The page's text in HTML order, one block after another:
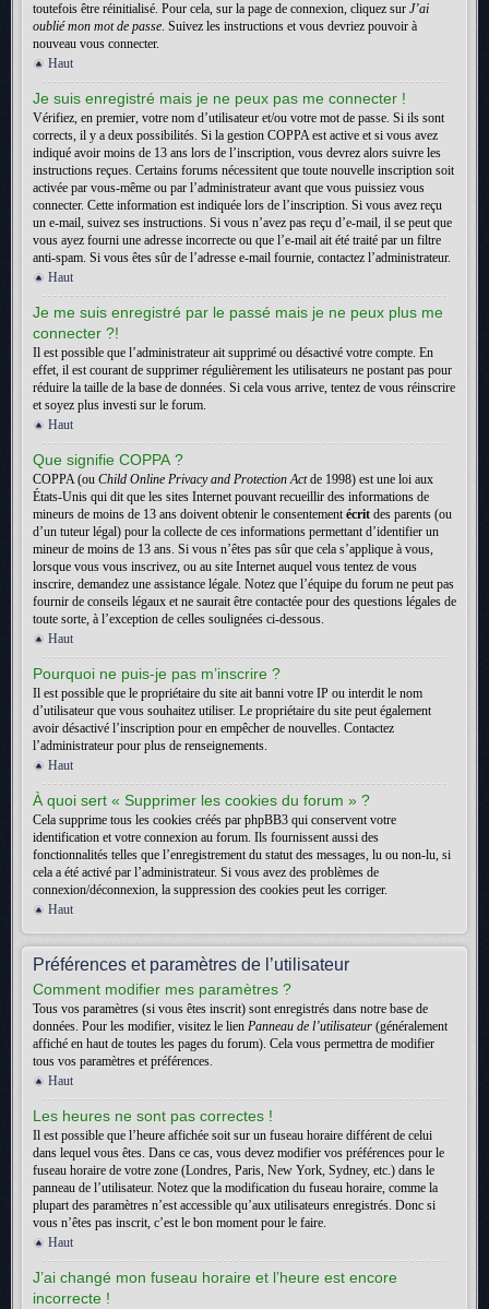
toutefois être réinitialisé. Pour cela, sur la page de connexion, cliquez sur J’ai
oublié mon mot de passe. Suivez les instructions et vous devriez pouvoir à
nouveau vous connecter.
Haut
Je suis enregistré mais je ne peux pas me connecter !
Vérifiez, en premier, votre nom d’utilisateur et/ou votre mot de passe. Si ils sont
corrects, il y a deux possibilités. Si la gestion COPPA est active et si vous avez
indiqué avoir moins de 13 ans lors de l’inscription, vous devrez alors suivre les
instructions reçues. Certains forums nécessitent que toute nouvelle inscription soit
activée par vous-même ou par l’administrateur avant que vous puissiez vous
connecter. Cette information est indiquée lors de l’inscription. Si vous avez reçu
un e-mail, suivez ses instructions. Si vous n’avez pas reçu d’e-mail, il se peut que
vous ayez fourni une adresse incorrecte ou que l’e-mail ait été traité par un filtre
anti-spam. Si vous êtes sûr de l’adresse e-mail fournie, contactez l’administrateur.
Haut
Je me suis enregistré par le passé mais je ne peux plus me
connecter ?!
Il est possible que l’administrateur ait supprimé ou désactivé votre compte. En
effet, il est courant de supprimer régulièrement les utilisateurs ne postant pas pour
réduire la taille de la base de données. Si cela vous arrive, tentez de vous réinscrire
et soyez plus investi sur le forum.
Haut
Que signifie COPPA ?
COPPA (ou Child Online Privacy and Protection Actde 1998) est une loi aux
États-Unis qui dit que les sites Internet pouvant recueillir des informations de
mineurs de moins de 13 ans doivent obtenir le consentementécrit des parents (ou
d’un tuteur légal) pour la collecte de ces informations permettant d’identifier un
mineur de moins de 13 ans. Si vous n’êtes pas sûr que cela s’applique à vous,
lorsque vous vous inscrivez, ou au site Internet auquel vous tentez de vous
inscrire, demandez une assistance légale. Notez que l’équipe du forum ne peut pas
fournir de conseils légaux et ne saurait être contactée pour des questions légales de
toute sorte, à l’exception de celles soulignées ci-dessous.
Haut
Pourquoi ne puis-je pas m’inscrire ?
Il est possible que le propriétaire du site ait banni votre IP ou interdit le nom
d’utilisateur que vous souhaitez utiliser. Le propriétaire du site peut également
avoir désactivé l’inscription pour en empêcher de nouvelles. Contactez
l’administrateur pour plus de renseignements.
Haut
À quoi sert « Supprimer les cookies du forum » ?
Cela supprime tous les cookies créés par phpBB3 qui conservent votre
identification et votre connexion au forum. Ils fournissent aussi des
fonctionnalités telles que l’enregistrement du statut des messages, lu ou non-lu, si
cela a été activé par l’administrateur. Si vous avez des problèmes de
connexion/déconnexion, la suppression des cookies peut les corriger.
Haut
Préférences et paramètres de l’utilisateur
Comment modifier mes paramètres ?
Tous vos paramètres (si vous êtes inscrit) sont enregistrés dans notre base de
données. Pour les modifier, visitez le lien Panneau de l’utilisateur (généralement
affiché en haut de toutes les pages du forum). Cela vous permettra de modifier
tous vos paramètres et préférences.
Haut
Les heures ne sont pas correctes !
Il est possible que l’heure affichée soit sur un fuseau horaire différent de celui
dans lequel vous êtes. Dans ce cas, vous devez modifier vos préférences pour le
fuseau horaire de votre zone (Londres, Paris, New York, Sydney, etc.) dans le
panneau de l’utilisateur. Notez que la modification du fuseau horaire, comme la
plupart des paramètres n’est accessible qu’aux utilisateurs enregistrés. Donc si
vous n’êtes pas inscrit, c’est le bon moment pour le faire.
Haut
J’ai changé mon fuseau horaire et l’heure est encore
incorrecte !